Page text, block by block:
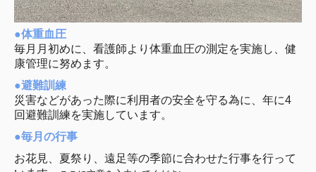
●体重血圧
毎月月初めに、看護師より体重血圧の測定を実施し、健
康管理に努めます。
●避難訓練
災害などがあった際に利用者の安全を守る為に、年に4
回避難訓練を実施しています。
●毎月の行事
お花見、夏祭り、遠足等の季節に合わせた行事を行って